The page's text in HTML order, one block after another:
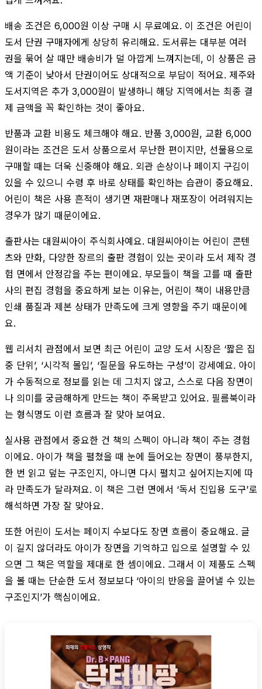
배송 조건은 6,000원 이상 구매 시 무료예요. 이 조건은 어린이
도서 단권 구매자에게 상당히 유리해요. 도서류는 대부분 여러
권을 묶어 살 때만 배송비가 덜 아깝게 느껴지는데, 이 상품은 금
액 기준이 낮아서 단권이어도 상대적으로 부담이 적어요. 제주와
도서지역은 추가 3,000원이 발생하니 해당 지역에서는 최종 결
제 금액을 꼭 확인하는 것이 좋아요.
반품과 교환 비용도 체크해야 해요. 반품 3,000원, 교환 6,000
원이라는 조건은 도서 상품으로서 무난한 편이지만, 선물용으로
구매할 때는 더욱 신중해야 해요. 외관 손상이나 페이지 구김이
있을 수 있으니 수령 후 바로 상태를 확인하는 습관이 중요해요.
어린이 책은 사용 흔적이 생기면 재판매나 재포장이 어려워지는
경우가 많기 때문이에요.
출판사는 대원씨아이 주식회사예요. 대원씨아이는 어린이 콘텐
츠와 만화, 다양한 장르의 출판 경험이 있는 곳이라 도서 제작 경
험 면에서 안정감을 주는 편이에요. 부모들이 책을 고를 때 출판
사의 편집 경험을 중요하게 보는 이유는, 어린이 책이 내용만큼
인쇄 품질과 제본 상태가 만족도에 크게 영향을 주기 때문이에
요.
웹 리서치 관점에서 보면 최근 어린이 교양 도서 시장은 ‘짧은 집
중 단위’, ‘시각적 몰입’, ‘질문을 유도하는 구성’이 강세예요. 아이
가 수동적으로 정보를 읽는 데 그치지 않고, 스스로 다음 장면이
나 의미를 궁금해하게 만드는 책이 주목받고 있어요. 필름북이라
는 형식명도 이런 흐름과 잘 맞아 보여요.
실사용 관점에서 중요한 건 책의 스펙이 아니라 책이 주는 경험
이에요. 아이가 책을 펼쳤을 때 눈에 들어오는 장면이 풍부한지,
한 번 읽고 덮는 구조인지, 아니면 다시 펼치고 싶어지는지에 따
라 만족도가 달라져요. 이 책은 그런 면에서 ‘독서 진입용 도구’로
해석하면 가장 잘 맞아요.
또한 어린이 도서는 페이지 수보다도 장면 흐름이 중요해요. 글
이 길지 않더라도 아이가 장면을 기억하고 입으로 설명할 수 있
으면 그 책은 역할을 제대로 한 셈이에요. 그래서 이 제품도 스펙
을 볼 때는 단순한 도서 정보보다 ‘아이의 반응을 끌어낼 수 있는
구조인지’가 핵심이에요.